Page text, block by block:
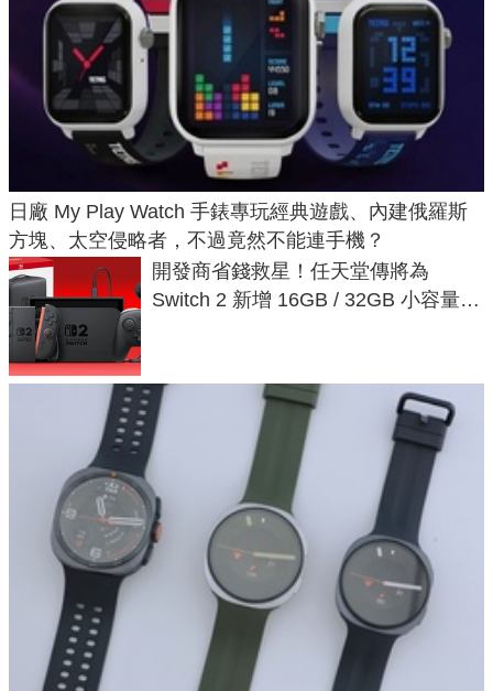
日廠 My Play Watch 手錶專玩經典遊戲、內建俄羅斯
方塊、太空侵略者，不過竟然不能連手機？
開發商省錢救星！任天堂傳將為
Switch 2 新增 16GB / 32GB 小容量遊